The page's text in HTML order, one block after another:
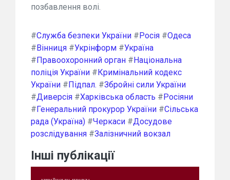
позбавлення волі.
#Служба безпеки України #Росія #Одеса
#Вінниця #Укрінформ #Україна
#Правоохоронний орган #Національна
поліція України #Кримінальний кодекс
України #Підпал. #Збройні сили України
#Диверсія #Харківська область #Росіяни
#Генеральний прокурор України #Сільська
рада (Україна) #Черкаси #Досудове
розслідування #Залізничний вокзал
Інші публікації